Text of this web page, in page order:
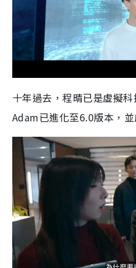
十年過去，程晴已是虛擬
Adam已進化至6.0版本，